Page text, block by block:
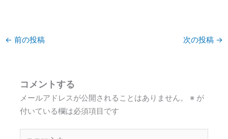
← 前の投稿 次の投稿 →
コメントする
メールアドレスが公開されることはありません。 ※ が
付いている欄は必須項目です